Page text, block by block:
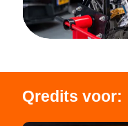
Qredits voor: